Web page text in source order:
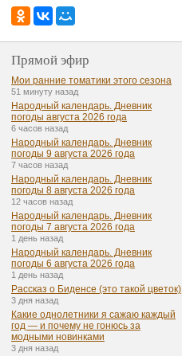
Прямой эфир
Мои ранние томатики этого сезона
51 минуту назад
Народный календарь. Дневник
погоды августа 2026 года
6 часов назад
Народный календарь. Дневник
погоды 9 августа 2026 года
7 часов назад
Народный календарь. Дневник
погоды 8 августа 2026 года
12 часов назад
Народный календарь. Дневник
погоды 7 августа 2026 года
1 день назад
Народный календарь. Дневник
погоды 6 августа 2026 года
1 день назад
Рассказ о Биденсе (это такой цветок)
3 дня назад
Какие однолетники я сажаю каждый
год — и почему не гонюсь за
модными новинками
3 дня назад